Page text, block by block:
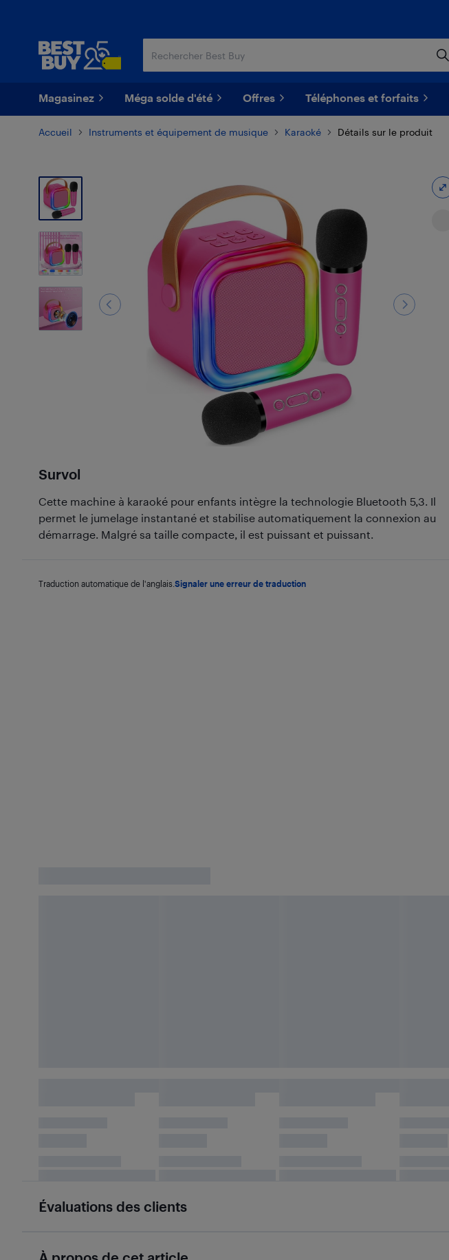
Magasinez Méga solde d'été Offres Téléphones et forfaits
Accueil Instruments et équipement de musique Karaoké Détails sur le produit
Survol
Cette machine à karaoké pour enfants intègre la technologie Bluetooth 5,3. Il
permet le jumelage instantané et stabilise automatiquement la connexion au
démarrage. Malgré sa taille compacte, il est puissant et puissant.
Traduction automatique de l'anglais. Signaler une erreur de traduction
Évaluations des clients